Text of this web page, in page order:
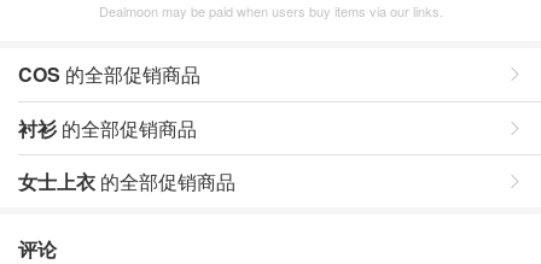
Dealmoon may be paid when users buy items via our links.
COS 的全部促销商品
衬衫的全部促销商品
女士上衣 的全部促销商品
评论